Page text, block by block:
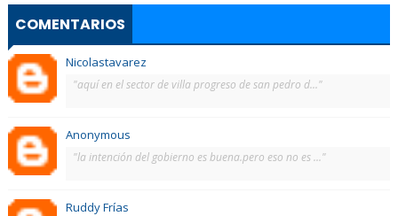
COMENTARIOS
Nicolastavarez
"aquí en el sector de villa progreso de san pedro d..."
Anonymous
"la intención del gobierno es buena.pero eso no es ..."
Ruddy Frías